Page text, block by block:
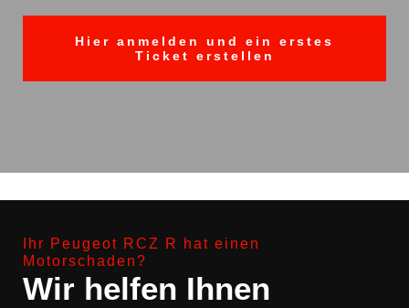
Hier anmelden und ein erstes
Ticket erstellen
Ihr Peugeot RCZ R hat einen
Motorschaden?
Wir helfen Ihnen